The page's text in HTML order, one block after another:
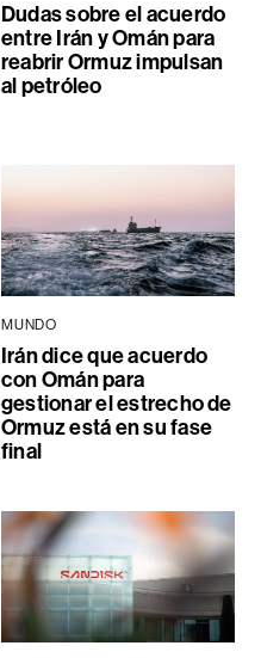
Dudas sobre el acuerdo
entre Irán y Omán para
reabrir Ormuz impulsan
al petróleo
MUNDO
Irán dice que acuerdo
con Omán para
gestionar el estrecho de
Ormuz está en su fase
final